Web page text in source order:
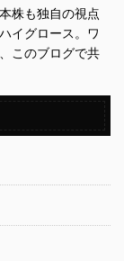
株も独自の視点
イグロース。ワ
このブログで共